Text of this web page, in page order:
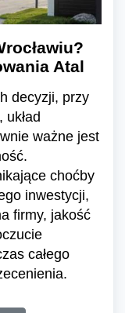
Atal
decyzji, przy
ważne jest
choćby
inwestycji,
firmy, jakość
całego